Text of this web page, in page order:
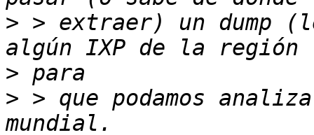
> > extraer) un dump
>
> > que podamos